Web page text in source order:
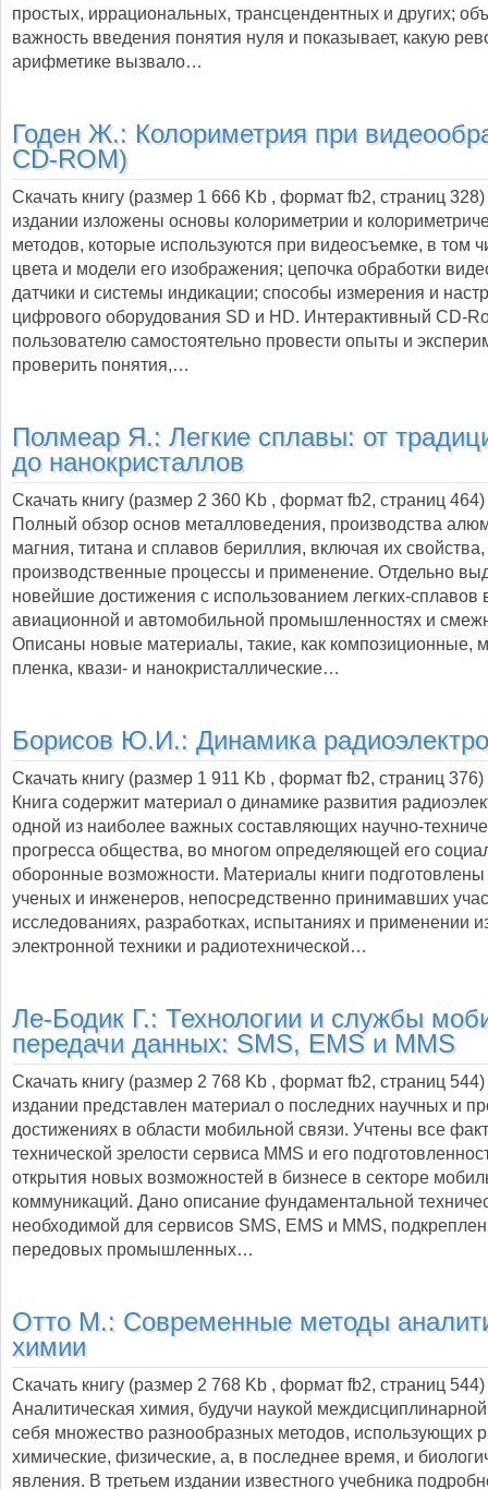
простых, иррациональных, трансцендентных и других;
важность введения понятия нуля и показывает, какую
арифметике вызвало…
Годен Ж.: Колориметрия при
CD-ROM)
Скачать книгу (размер 1 666 Kb , формат fb2, страниц 328
издании изложены основы колориметрии и
методов, которые используются при видеосъемке, в том
цвета и модели его изображения; цепочка обработки
датчики и системы индикации; способы измерения и
цифрового оборудования SD и HD. Интерактивный CD-
пользователю самостоятельно провести опыты и
проверить понятия,…
Полмеар Я.: Легкие сплавы: от
до нанокристаллов
Скачать книгу (размер 2 360 Kb , формат fb2, страниц 464
Полный обзор основ металловедения, производства
магния, титана и сплавов бериллия, включая их свойства,
производственные процессы и применение. Отдельно
новейшие достижения с использованием легких-сплавов
авиационной и автомобильной промышленностях и
Описаны новые материалы, такие, как композиционные,
пленка, квази- и нанокристаллические…
Борисов Ю.И.: Динамика
Скачать книгу (размер 1 911 Kb , формат fb2, страниц 376)
Книга содержит материал о динамике развития
одной из наиболее важных составляющих научно-
прогресса общества, во многом определяющей его
оборонные возможности. Материалы книги подготовлены
ученых и инженеров, непосредственно принимавших
исследованиях, разработках, испытаниях и применении
электронной техники и радиотехнической…
Ле-Бодик Г.: Технологии и службы
передачи данных: SMS, EMS и MMS
Скачать книгу (размер 2 768 Kb , формат fb2, страниц 544
издании представлен материал о последних научных и
достижениях в области мобильной связи. Учтены все
технической зрелости сервиса MMS и его
открытия новых возможностей в бизнесе в секторе
коммуникаций. Дано описание фундаментальной
необходимой для сервисов SMS, EMS и MMS,
передовых промышленных…
Отто М.: Современные методы
химии
Скачать книгу (размер 2 768 Kb , формат fb2, страниц 544
Аналитическая химия, будучи наукой
себя множество разнообразных методов, использующих
химические, физические, а, в последнее время, и
явления. В третьем издании известного учебника